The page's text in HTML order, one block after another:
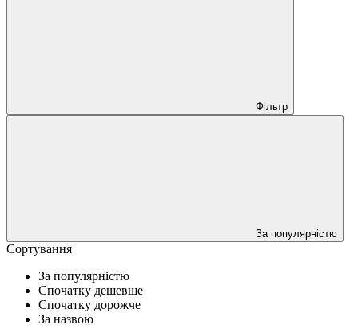
Фільтр
За популярністю
Сортування
За популярністю
Спочатку дешевше
Спочатку дорожче
За назвою